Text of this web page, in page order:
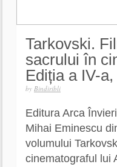
Tarkovski.
sacrului în
Ediția a IV-
by Bindiribli
Editura Arca
Mihai Eminescu
volumului
cinematograful lui